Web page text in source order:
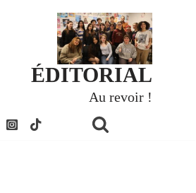
ÉDITORIAL
Au revoir !